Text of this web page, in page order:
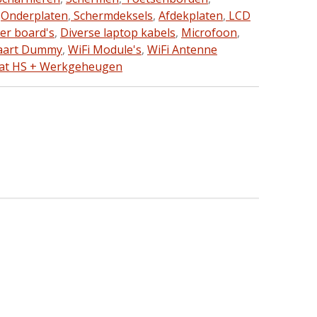
Onderplaten, Schermdeksels, Afdekplaten, LCD
board's, Diverse laptop kabels, Microfoon,
Dummy, WiFi Module's, WiFi Antenne
HS + Werkgeheugen